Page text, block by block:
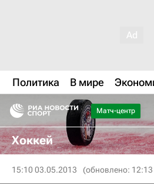
Политика В мире
Матч-центр
Хоккей
15:10 03.05.2013 (обновлено: